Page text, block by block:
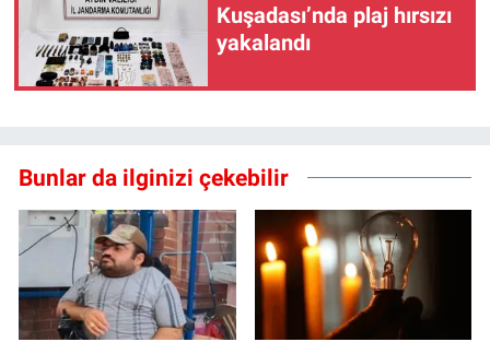
Kuşadası’nda plaj hırsızı
yakalandı
Bunlar da ilginizi çekebilir